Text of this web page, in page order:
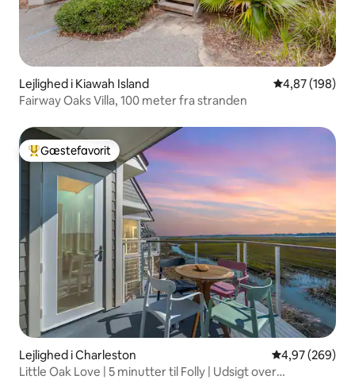
Lejlighed i Kiawah Island 4,87 ud af 5 i
4,87 (198)
Fairway Oaks Villa, 100 meter fra stranden
Bedste gæstefavorit
Gæstefavorit
Lejlighed i Charleston 4,97 ud af 5 i
4,97 (269)
Little Oak Love | 5 minutter til Folly | Udsigt over